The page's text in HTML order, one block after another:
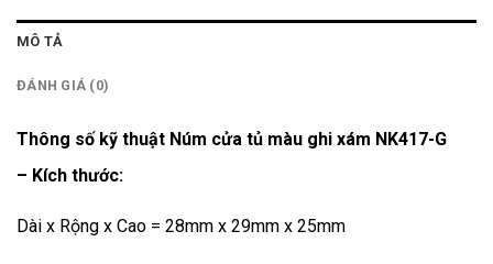
MÔ TẢ
ĐÁNH GIÁ (0)
Thông số kỹ thuật Núm cửa tủ màu ghi xám NK417-G
– Kích thước:
Dài x Rộng x Cao = 28mm x 29mm x 25mm